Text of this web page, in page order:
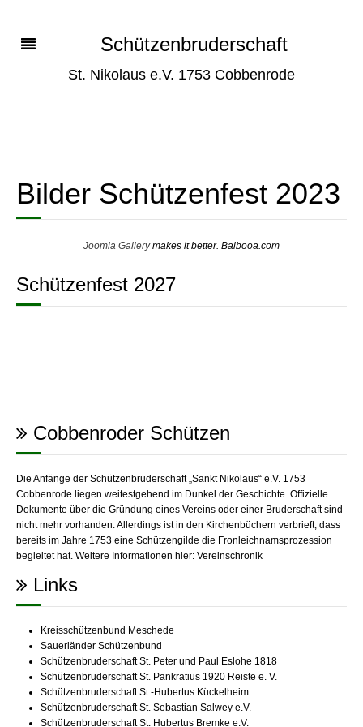
Schützenbruderschaft
St. Nikolaus e.V. 1753 Cobbenrode
Bilder Schützenfest 2023
Joomla Gallerymakes it better. Balbooa.com
Schützenfest 2027
Cobbenroder Schützen
Die Anfänge der Schützenbruderschaft „Sankt Nikolaus“ e.V. 1753
Cobbenrode liegen weitestgehend im Dunkel der Geschichte. Offizielle
Dokumente über die Gründung eines Vereins oder einer Bruderschaft sind
nicht mehr vorhanden. Allerdings ist in den Kirchenbüchern verbrieft, dass
bereits im Jahre 1753 eine Schützengilde die Fronleichnamsprozession
begleitet hat. Weitere Informationen hier: Vereinschronik
Links
Kreisschützenbund Meschede
Sauerländer Schützenbund
Schützenbruderschaft St. Peter und Paul Eslohe 1818
Schützenbruderschaft St. Pankratius 1920 Reiste e. V.
Schützenbruderschaft St.-Hubertus Kückelheim
Schützenbruderschaft St. Sebastian Salwey e.V.
Schützenbruderschaft St. Hubertus Bremke e.V.